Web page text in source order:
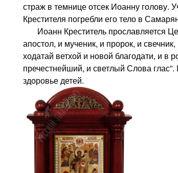
страж в темнице отсек Иоанну голову.
Крестителя погребли его тело в
Иоанн Креститель прославляется
апостол, и мученик, и пророк, и
ходатай ветхой и новой благодати, и в
пречестнейший, и светлый Слова
здоровье детей.